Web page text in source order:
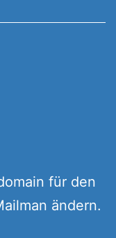
für den
ändern.